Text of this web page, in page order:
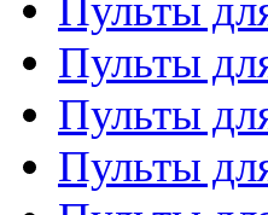
Пульты
Пульты
Пульты
Пульты